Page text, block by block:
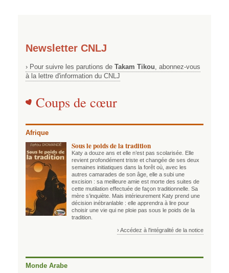
Newsletter CNLJ
› Pour suivre les parutions de Takam Tikou, abonnez-vous
à la lettre d'information du CNLJ
Coups de cœur
Afrique
Sous le poids de la tradition
Katy a douze ans et elle n’est pas scolarisée. Elle
revient profondément triste et changée de ses deux
semaines initiatiques dans la forêt où, avec les
autres camarades de son âge, elle a subi une
excision : sa meilleure amie est morte des suites de
cette mutilation effectuée de façon traditionnelle. Sa
mère s’inquiète. Mais intérieurement Katy prend une
décision inébranlable : elle apprendra à lire pour
choisir une vie qui ne ploie pas sous le poids de la
tradition.
› Accédez à l'intégralité de la notice
Monde Arabe